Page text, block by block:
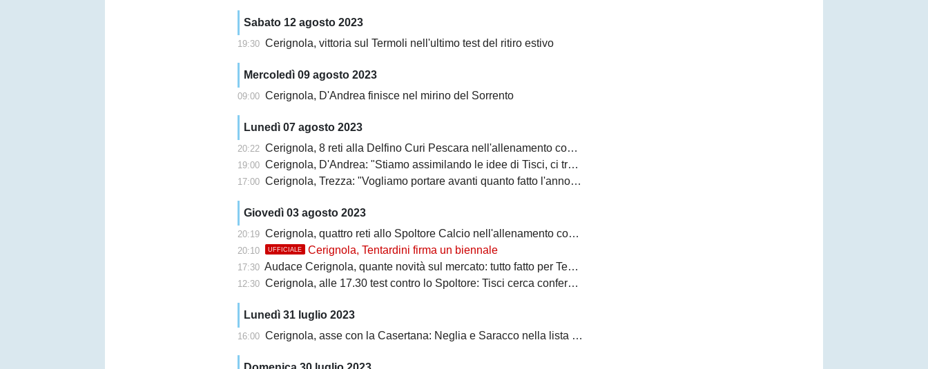
Sabato 12 agosto 2023
19:30 Cerignola, vittoria sul Termoli nell'ultimo test del ritiro estivo
Mercoledì 09 agosto 2023
09:00 Cerignola, D'Andrea finisce nel mirino del Sorrento
Lunedì 07 agosto 2023
20:22 Cerignola, 8 reti alla Delfino Curi Pescara nell'allenamento congiunto di Palena
19:00 Cerignola, D'Andrea: "Stiamo assimilando le idee di Tisci, ci troviamo bene"
17:00 Cerignola, Trezza: "Vogliamo portare avanti quanto fatto l'anno scorso"
Giovedì 03 agosto 2023
20:19 Cerignola, quattro reti allo Spoltore Calcio nell'allenamento congiunto di Palena
20:10 UFFICIALE Cerignola, Tentardini firma un biennale
17:30 Audace Cerignola, quante novità sul mercato: tutto fatto per Tentardini, su Achik la Ternana
12:30 Cerignola, alle 17.30 test contro lo Spoltore: Tisci cerca conferme dal suo 4-3-2-1
Lunedì 31 luglio 2023
16:00 Cerignola, asse con la Casertana: Neglia e Saracco nella lista dei campani